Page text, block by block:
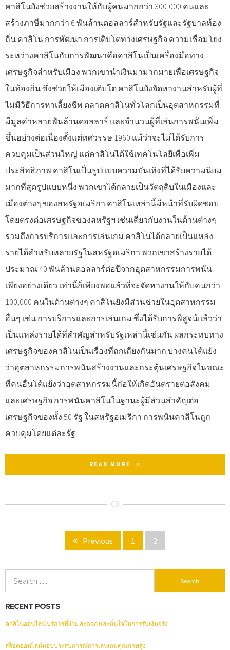
คาสิโนยังช่วยสร้างงานให้กับผู้คนมากกว่า 300,000 คนและ
สร้างภาษีมากกว่า 6 พันล้านดอลลาร์สำหรับรัฐและรัฐบาลท้อง
ถิ่น คาสิโน การพัฒนา การเติบโตทางเศรษฐกิจ ความเชื่อมโยง
ระหว่างคาสิโนกับการพัฒนาคือคาสิโนเป็นเครื่องมือทาง
เศรษฐกิจสำหรับเมือง พวกเขานำเงินมามากมายเพื่อเศรษฐกิจ
ในท้องถิ่น ซึ่งช่วยให้เมืองเติบโต คาสิโนยังจัดหางานสำหรับผู้ที่
ไม่มีวิธีการหาเลี้ยงชีพ ตลาดคาสิโนทั่วโลกเป็นอุตสาหกรรมที่
มีมูลค่าหลายพันล้านดอลลาร์ และจำนวนผู้ที่เล่นการพนันเพิ่ม
ขึ้นอย่างต่อเนื่องตั้งแต่ทศวรรษ 1960 แม้ว่าจะไม่ได้รับการ
ควบคุมเป็นส่วนใหญ่ แต่คาสิโนได้ใช้เทคโนโลยีเพื่อเพิ่ม
ประสิทธิภาพ คาสิโนเป็นรูปแบบความบันเทิงที่ได้รับความนิยม
มากที่สุดรูปแบบหนึ่ง พวกเขาได้กลายเป็นวัตถุดิบในเมืองและ
เมืองต่างๆ ของสหรัฐอเมริกา คาสิโนเหล่านี้มีหน้าที่รับผิดชอบ
โดยตรงต่อเศรษฐกิจของสหรัฐฯ เช่นเดียวกับงานในด้านต่างๆ
รวมถึงการบริการและการเล่นเกม คาสิโนได้กลายเป็นแหล่ง
รายได้สำหรับหลายรัฐในสหรัฐอเมริกา พวกเขาสร้างรายได้
ประมาณ 40 พันล้านดอลลาร์ต่อปีจากอุตสาหกรรมการพนัน
เพียงอย่างเดียว เท่านี้ก็เพียงพอแล้วที่จะจัดหางานให้กับคนกว่า
100,000 คนในด้านต่างๆ คาสิโนยังมีส่วนช่วยในอุตสาหกรรม
อื่นๆ เช่น การบริการและการเล่นเกม ซึ่งได้รับการพิสูจน์แล้วว่า
เป็นแหล่งรายได้ที่สำคัญสำหรับรัฐเหล่านี้เช่นกัน ผลกระทบทาง
เศรษฐกิจของคาสิโนเป็นเรื่องที่ถกเถียงกันมาก บางคนโต้แย้ง
ว่าอุตสาหกรรมการพนันสร้างงานและกระตุ้นเศรษฐกิจในขณะ
ที่คนอื่นโต้แย้งว่าอุตสาหกรรมนี้ก่อให้เกิดอันตรายต่อสังคม
และเศรษฐกิจ การพนันคาสิโนในฐานะผู้มีส่วนสำคัญต่อ
เศรษฐกิจของทั้ง 50 รัฐ ในสหรัฐอเมริกา การพนันคาสิโนถูก
ควบคุมโดยแต่ละรัฐ…
READ MORE
Previous Page
1 Page
2
RECENT POSTS
คาสิโนออนไลน์ บริการที่ง่าย สะดวก และมั่นใจในการรับเงินจริง
สล็อตออนไลน์มอบประสบการณ์การเล่นเกมคุณภาพสูง